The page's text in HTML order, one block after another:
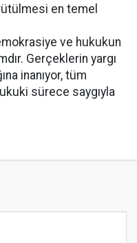
en temel
ve hukukun
Gerçeklerin yargı
inanıyor, tüm
sürece saygıyla